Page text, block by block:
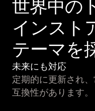
世界中の
インスト
テーマを
未来にも対応
定期的に更新され
互換性があります。